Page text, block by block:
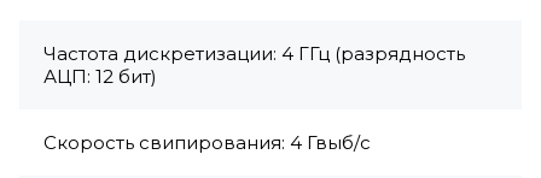
Частота дискретизации: 4 ГГц (разрядность
АЦП: 12 бит)
Скорость свипирования: 4 Гвыб/с